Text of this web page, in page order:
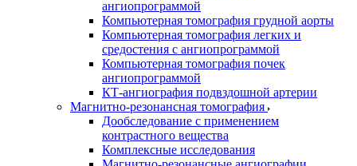
ангиопрограммой
Компьютерная томография грудной аорты
Компьютерная томография легких и
средостения с ангиопрограммой
Компьютерная томография почек
ангиопрограммой
КТ-ангиография подвздошной артерии
Магнитно-резонансная томография
Дообследование с применением
контрастного вещества
Комплексные исследования